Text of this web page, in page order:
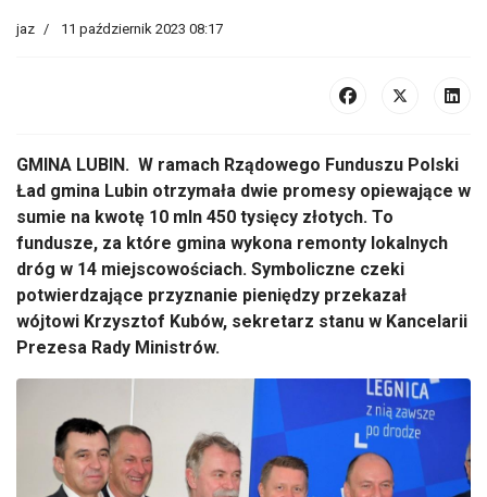
jaz 11 październik 2023 08:17
GMINA LUBIN. W ramach Rządowego Funduszu Polski
Ład gmina Lubin otrzymała dwie promesy opiewające w
sumie na kwotę 10 mln 450 tysięcy złotych. To
fundusze, za które gmina wykona remonty lokalnych
dróg w 14 miejscowościach. Symboliczne czeki
potwierdzające przyznanie pieniędzy przekazał
wójtowi Krzysztof Kubów, sekretarz stanu w Kancelarii
Prezesa Rady Ministrów.